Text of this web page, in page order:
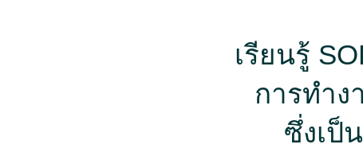
เตรียมตัวให้พร้อมสำห
เรียนรู้
การทำ
ซึ่งเป็